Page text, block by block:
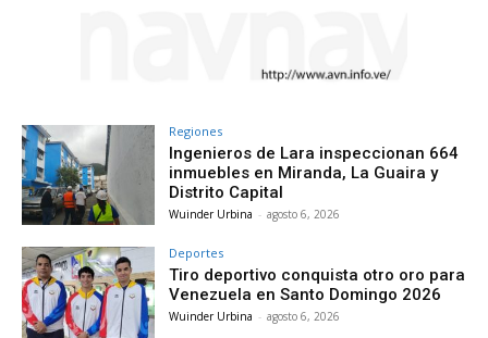
Regiones
Ingenieros de Lara inspeccionan 664
inmuebles en Miranda, La Guaira y
Distrito Capital
Wuinder Urbina - agosto 6, 2026
Deportes
Tiro deportivo conquista otro oro para
Venezuela en Santo Domingo 2026
Wuinder Urbina - agosto 6, 2026